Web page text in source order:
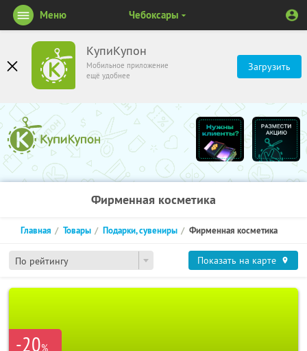
КупиКупон
Мобильное приложение
ещё удобнее
Загрузить
Меню Чебоксары
Фирменная косметика
По рейтингу
Главная Товары Подарки, сувениры Фирменная косметика
Показать на карте
-20%